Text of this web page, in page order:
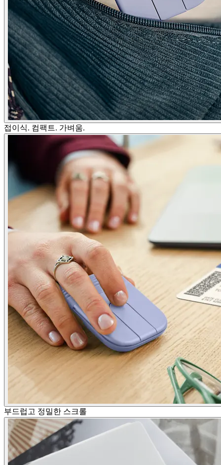
접이식. 컴팩트. 가벼움.
부드럽고 정밀한 스크롤